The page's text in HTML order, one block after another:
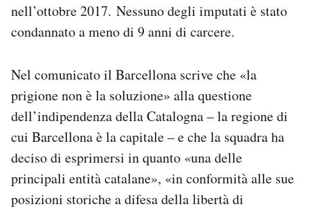
Regala il Post
Hai bisogno di aiuto?
nell’ottobre 2017. Nessuno degli imputati è stato
condannato a meno di 9 anni di carcere.
Nel comunicato il Barcellona scrive che «la
prigione non è la soluzione» alla questione
dell’indipendenza della Catalogna – la regione di
cui Barcellona è la capitale – e che la squadra ha
deciso di esprimersi in quanto «una delle
principali entità catalane», «in conformità alle sue
posizioni storiche a difesa della libertà di